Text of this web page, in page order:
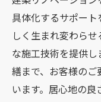
具体化するサポー
しく生まれ変わら
な施工技術を提供
繕まで、お客様の
います。居心地の